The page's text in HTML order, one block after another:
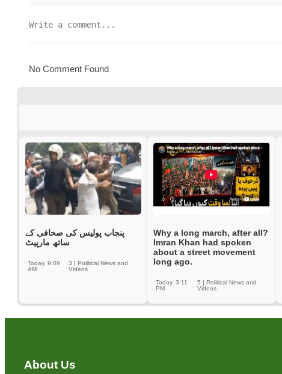
No Comment Found
پنجاب پولیس کی صحافی کے
ساتھ مارپیٹ
3 |Political News and
Videos
Today, 9:09
AM
Why a long march, after all?
Imran Khan had spoken
about a street movement
long ago.
5 | Political News and
Videos
Today, 3:11
PM
About Us